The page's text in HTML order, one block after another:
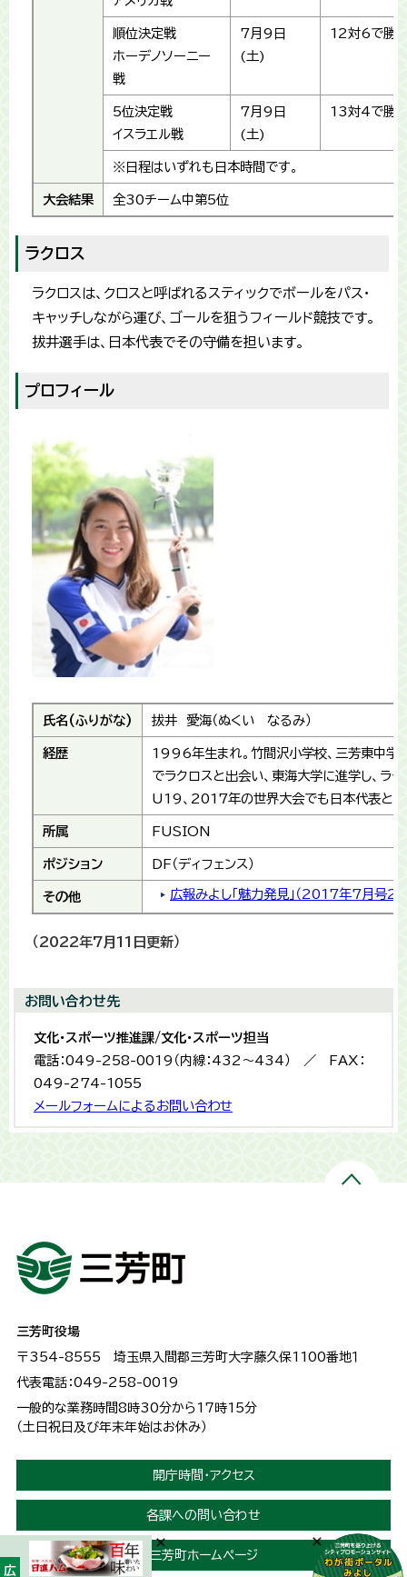
順位決定戦
ホーデノソーニー
戦
7月9日
(土)
12対6で勝
5位決定戦
イスラエル戦
7月9日
(土)
13対4で勝
※日程はいずれも日本時間です。
大会結果 全30チーム中第5位
ラクロス
ラクロスは、クロスと呼ばれるスティックでボールをパス・
キャッチしながら運び、ゴールを狙うフィールド競技です。
拔井選手は、日本代表でその守備を担います。
プロフィール
氏名(ふりがな) 拔井 愛海（ぬくい なるみ）
経歴
1996年生まれ。竹間沢小学校、三芳東中学
でラクロスと出会い、東海大学に進学し、ラ
U19、2017年の世界大会でも日本代表とし
所属 FUSION
ポジション DF（ディフェンス）
その他 広報みよし「魅力発見」（2017年7月号22
（2022年7月11日更新）
お問い合わせ先
文化・スポーツ推進課/文化・スポーツ担当
電話：049-258-0019（内線：432〜434） ／ FAX：
049-274-1055
メールフォームによるお問い合わせ
三芳町役場
〒354-8555 埼玉県入間郡三芳町大字藤久保1100番地１
代表電話：049-258-0019
一般的な業務時間8時30分から17時15分
（土日祝日及び年末年始はお休み）
開庁時間・アクセス
各課への問い合わせ
三芳町ホームページ